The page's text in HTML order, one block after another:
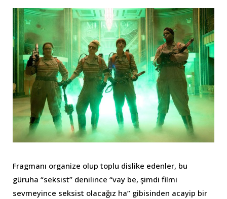
Fragmanı organize olup toplu dislike edenler, bu
güruha “seksist” denilince “vay be, şimdi filmi
sevmeyince seksist olacağız ha” gibisinden acayip bir